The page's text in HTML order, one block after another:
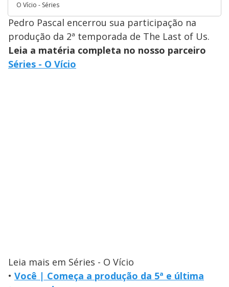
O Vício - Séries
Pedro Pascal encerrou sua participação na
produção da 2ª temporada de The Last of Us.
Leia a matéria completa no nosso parceiro
Séries - O Vício
Leia mais em Séries - O Vício
• Você | Começa a produção da 5ª e última